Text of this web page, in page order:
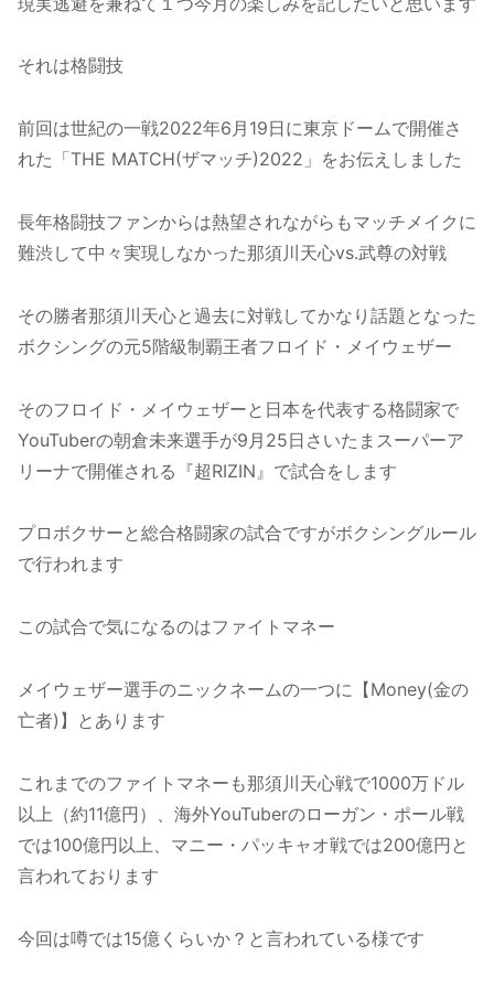
それは格闘技
前回は世紀の一戦2022年6月19日に東京ドームで開催さ
れた「THE MATCH(ザマッチ)2022」をお伝えしました
長年格闘技ファンからは熱望されながらもマッチメイクに
難渋して中々実現しなかった那須川天心vs.武尊の対戦
その勝者那須川天心と過去に対戦してかなり話題となった
ボクシングの元5階級制覇王者フロイド・メイウェザー
そのフロイド・メイウェザーと日本を代表する格闘家で
YouTuberの朝倉未来選手が9月25日さいたまスーパーア
リーナで開催される『超RIZIN』で試合をします
プロボクサーと総合格闘家の試合ですがボクシングルール
で行われます
この試合で気になるのはファイトマネー
メイウェザー選手のニックネームの一つに【Money(金の
亡者)】とあります
これまでのファイトマネーも那須川天心戦で1000万ドル
以上（約11億円）、海外YouTuberのローガン・ポール戦
では100億円以上、マニー・パッキャオ戦では200億円と
言われております
今回は噂では15億くらいか？と言われている様です